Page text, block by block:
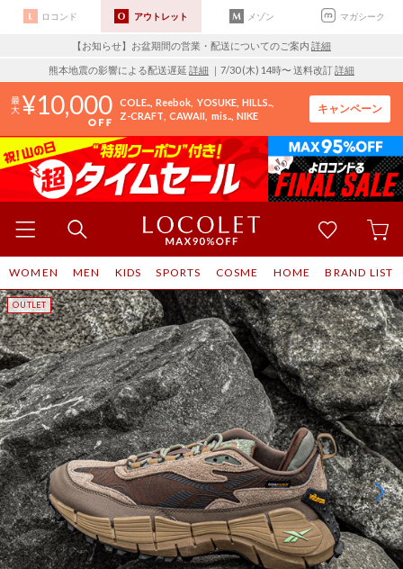
ロコンド アウトレット メゾン マガシーク
【お知らせ】お盆期間の営業・配送についてのご案内 詳細
熊本地震の影響による配送遅延 詳細 ｜7/30 (木) 14時〜 送料改訂詳細
10,000 COLE.. Reebok YOSUKE HILLS..
Z-CRAFT CAWAII mis.. NIKE
キャンペーン
WOMEN MEN KIDS SPORTS COSME HOME BRAND LIST